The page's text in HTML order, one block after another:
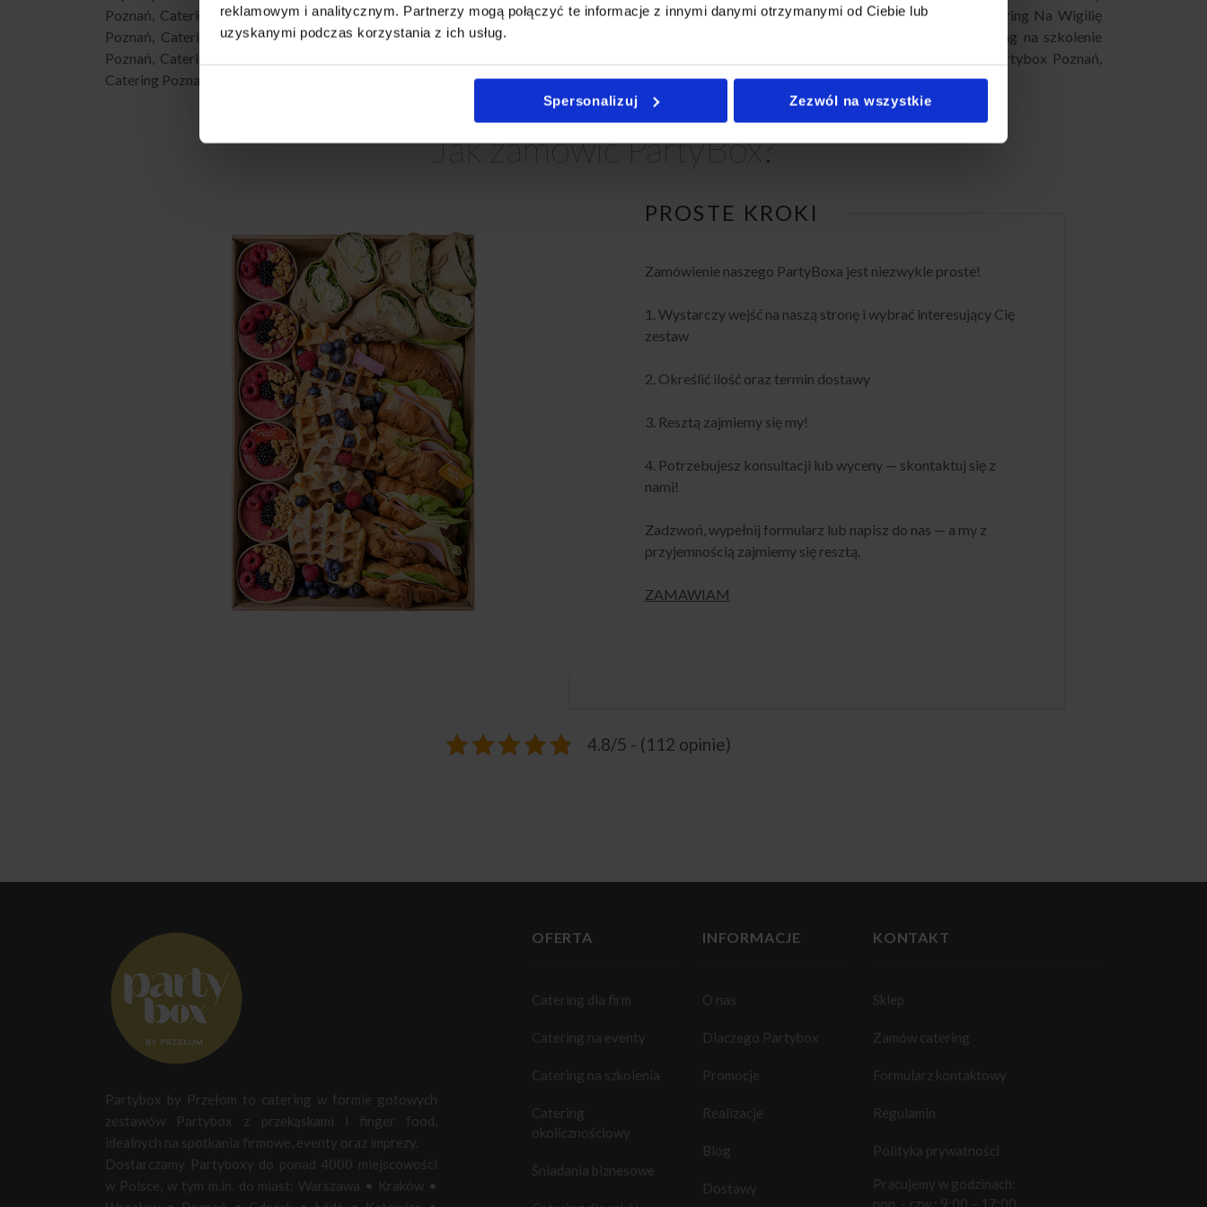
reklamowym i analitycznym. Partnerzy mogą połączyć te informacje z innymi danymi otrzymanymi od Ciebie lub
uzyskanymi podczas korzystania z ich usług.
Spersonalizuj Zezwól na wszystkie
Poznań, Catering Na Baby Shower Poznań,Catering Super Boxy Poznań,Catering Andrzejkowy Poznań,Catering na Karnawał Poznań
Catering Na Wigilię
Poznań, Catering na Wielkanoc Poznań,Catering Sylwestrowy Poznań
Catering na szkolenie
Poznań, Catering firmowy z dowozem Poznań Partybox Poznań,
Catering Poznań impreza
Catering świąteczny Poznań.
Jak zamówić PartyBox?
PROSTE KROKI
Zamówienie naszego PartyBoxa jest niezwykle proste!
1. Wystarczy wejść na naszą stronę i wybrać interesujący Cię
zestaw
2. Określić ilość oraz termin dostawy
3. Resztą zajmiemy się my!
4. Potrzebujesz konsultacji lub wyceny — skontaktuj się z
nami!
Zadzwoń, wypełnij formularz lub napisz do nas — a my z
przyjemnością zajmiemy się resztą.
ZAMAWIAM
4.8/5 - (112 opinie)
Partybox by Przełom to catering w formie gotowych
zestawów Partybox z przekąskami i finger food,
idealnych na spotkania firmowe, eventy oraz imprezy.
Dostarczamy Partyboxy do ponad 4000 miejscowości
w Polsce, w tym m.in. do miast: Warszawa • Kraków •
OFERTA
Catering dla firm
Catering na eventy
Catering na szkolenia
Catering
okolicznościowy
Śniadania biznesowe
INFORMACJE
O nas
Dlaczego Partybox
Promocje
Realizacje
Blog
Dostawy
KONTAKT
Sklep
Zamów catering
Formularz kontaktowy
Regulamin
Polityka prywatności
Pracujemy w godzinach:
pon. - czw.: 9:00 – 17:00